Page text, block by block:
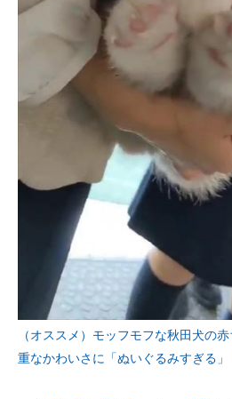
（オススメ）モッフモフな秋田犬の
重なかわいさに「ぬいぐるみすぎる